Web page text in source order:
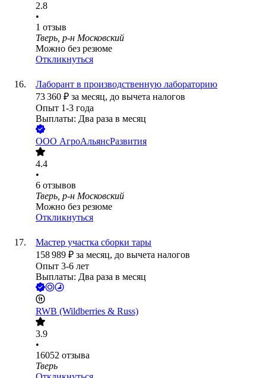
2.8
•
1 отзыв
Тверь, р-н Московский
Можно без резюме
Откликнуться
Лаборант в производственную лабораторию
73 360 ₽ за месяц, до вычета налогов
Опыт 1-3 года
Выплаты: Два раза в месяц
ООО АгроАльянсРазвития
4.4
•
6 отзывов
Тверь, р-н Московский
Можно без резюме
Откликнуться
Мастер участка сборки тары
158 989 ₽ за месяц, до вычета налогов
Опыт 3-6 лет
Выплаты: Два раза в месяц
RWB (Wildberries & Russ)
3.9
•
16052 отзыва
Тверь